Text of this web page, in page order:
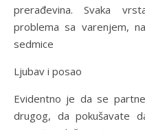
prerađevina. Svaka
problema sa varenjem,
sedmice
Ljubav i posao
Evidentno je da se
drugog, da pokušavate